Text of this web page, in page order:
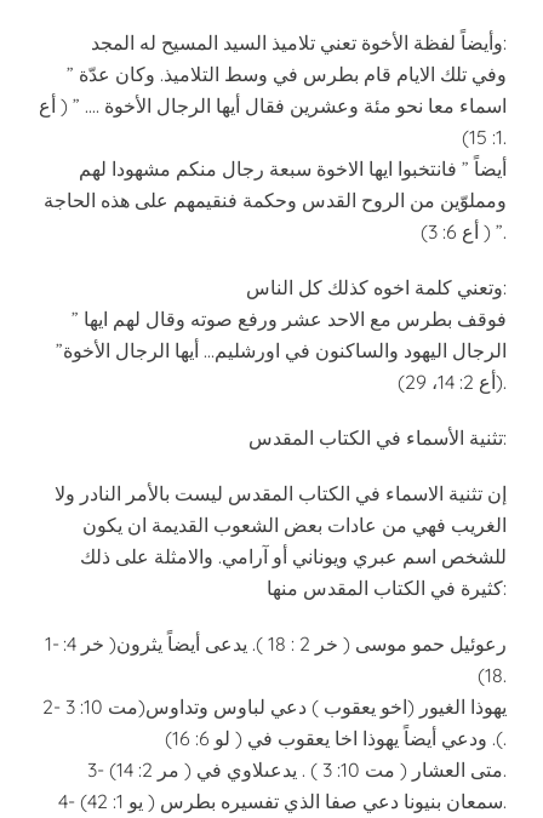
وأيضاً لفظة الأخوة تعني تلاميذ السيد المسيح له المجد:
” وفي تلك الايام قام بطرس في وسط التلاميذ. وكان عدّة
اسماء معا نحو مئة وعشرين فقال أيها الرجال الأخوة …. ” ( أع
1: 15).
أيضاً ” فانتخبوا ايها الاخوة سبعة رجال منكم مشهودا لهم
ومملوّين من الروح القدس وحكمة فنقيمهم على هذه الحاجة
” ( أع 6: 3).
وتعني كلمة اخوه كذلك كل الناس:
” فوقف بطرس مع الاحد عشر ورفع صوته وقال لهم ايها
الرجال اليهود والساكنون في اورشليم… أيها الرجال الأخوة”
(أع 2: 14، 29).
تثنية الأسماء في الكتاب المقدس:
إن تثنية الاسماء في الكتاب المقدس ليست بالأمر النادر ولا
الغريب فهي من عادات بعض الشعوب القديمة ان يكون
للشخص اسم عبري ويوناني أو آرامي. والامثلة على ذلك
كثيرة في الكتاب المقدس منها:
1- رعوئيل حمو موسى ( خر 2 : 18 ). يدعى أيضاً يثرون( خر 4:
18).
2- يهوذا الغيور (اخو يعقوب ) دعي لباوس وتداوس(مت 10: 3
). ودعي أيضاً يهوذا اخا يعقوب في ( لو 6: 16).
3- متى العشار ( مت 10: 3 ) . يدعىلاوي في ( مر 2: 14).
4- سمعان بنيونا دعي صفا الذي تفسيره بطرس ( يو 1: 42).